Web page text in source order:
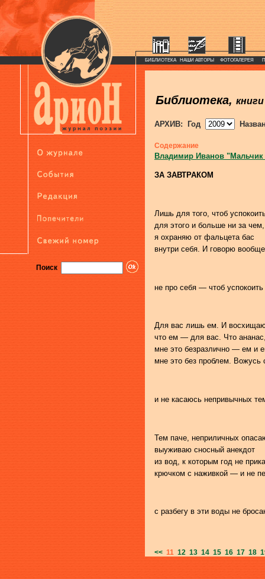
Поиск
БИБЛИОТЕКА НАШИ АВТОРЫ ФОТОГАЛЕРЕЯ
Библиотека, книги
АРХИВ: Год
Содержание
Владимир Иванов
ЗА ЗАВТРАКОМ
Лишь для того, чтоб
для этого и больше ни за чем,
я охраняю от фальцета бас
внутри себя. И говорю
не про себя — чтоб успокоить
Для вас лишь ем. И
что ем — для вас. Что
мне это безразлично — ем и
мне это без проблем. Вожусь
и не касаюсь непривычных
Тем паче, неприличных
выуживаю сносный анекдот
из вод, к которым год не
крючком с наживкой — и не
с разбегу в эти воды не
<< 11 12 13 14 15 16 17 18